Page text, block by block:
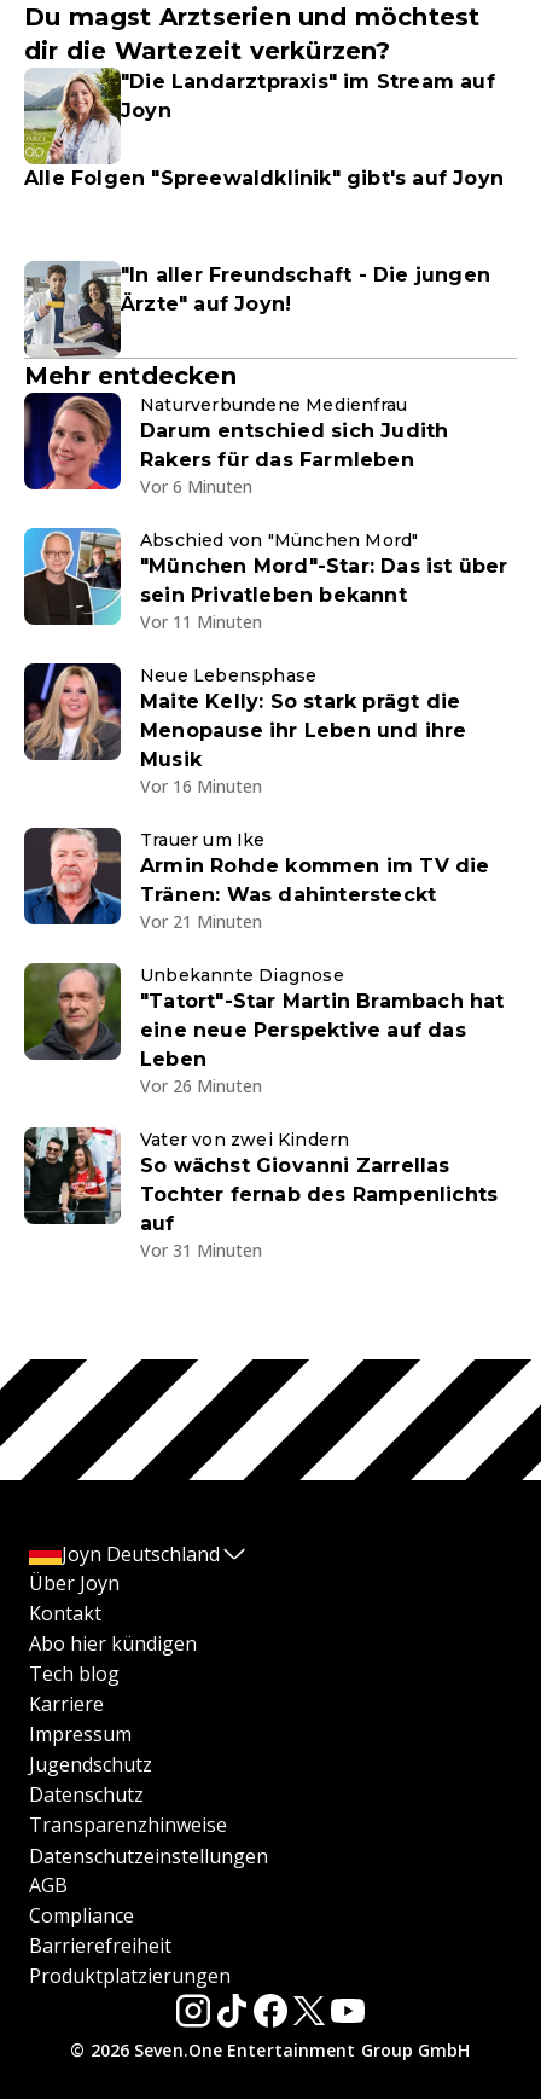
Du magst Arztserien und möchtest
dir die Wartezeit verkürzen?
"Die Landarztpraxis" im Stream auf
Joyn
Alle Folgen "Spreewaldklinik" gibt's auf Joyn
"In aller Freundschaft - Die jungen
Ärzte" auf Joyn!
Mehr entdecken
Naturverbundene Medienfrau
Darum entschied sich Judith
Rakers für das Farmleben
Vor 6 Minuten
Abschied von "München Mord"
"München Mord"-Star: Das ist über
sein Privatleben bekannt
Vor 11 Minuten
Neue Lebensphase
Maite Kelly: So stark prägt die
Menopause ihr Leben und ihre
Musik
Vor 16 Minuten
Trauer um Ike
Armin Rohde kommen im TV die
Tränen: Was dahintersteckt
Vor 21 Minuten
Unbekannte Diagnose
"Tatort"-Star Martin Brambach hat
eine neue Perspektive auf das
Leben
Vor 26 Minuten
Vater von zwei Kindern
So wächst Giovanni Zarrellas
Tochter fernab des Rampenlichts
auf
Vor 31 Minuten
Joyn Deutschland
Über Joyn
Kontakt
Abo hier kündigen
Tech blog
Karriere
Impressum
Jugendschutz
Datenschutz
Transparenzhinweise
Datenschutzeinstellungen
AGB
Compliance
Barrierefreiheit
Produktplatzierungen
© 2026 Seven.One Entertainment Group GmbH